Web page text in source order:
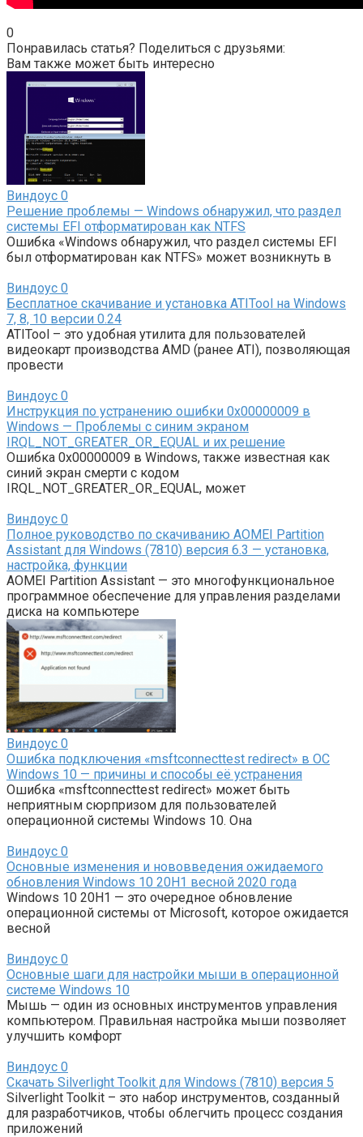
0
Понравилась статья? Поделиться с друзьями:
Вам также может быть интересно
Виндоус 0
Решение проблемы — Windows обнаружил, что раздел
системы EFI отформатирован как NTFS
Ошибка «Windows обнаружил, что раздел системы EFI
был отформатирован как NTFS» может возникнуть в
Виндоус 0
Бесплатное скачивание и установка ATITool на Windows
7, 8, 10 версии 0.24
ATITool – это удобная утилита для пользователей
видеокарт производства AMD (ранее ATI), позволяющая
провести
Виндоус 0
Инструкция по устранению ошибки 0x00000009 в
Windows — Проблемы с синим экраном
IRQL_NOT_GREATER_OR_EQUAL и их решение
Ошибка 0x00000009 в Windows, также известная как
синий экран смерти с кодом
IRQL_NOT_GREATER_OR_EQUAL, может
Виндоус 0
Полное руководство по скачиванию AOMEI Partition
Assistant для Windows (7810) версия 6.3 — установка,
настройка, функции
AOMEI Partition Assistant — это многофункциональное
программное обеспечение для управления разделами
диска на компьютере
Виндоус 0
Ошибка подключения «msftconnecttest redirect» в ОС
Windows 10 — причины и способы её устранения
Ошибка «msftconnecttest redirect» может быть
неприятным сюрпризом для пользователей
операционной системы Windows 10. Она
Виндоус 0
Основные изменения и нововведения ожидаемого
обновления Windows 10 20H1 весной 2020 года
Windows 10 20H1 — это очередное обновление
операционной системы от Microsoft, которое ожидается
весной
Виндоус 0
Основные шаги для настройки мыши в операционной
системе Windows 10
Мышь — один из основных инструментов управления
компьютером. Правильная настройка мыши позволяет
улучшить комфорт
Виндоус 0
Скачать Silverlight Toolkit для Windows (7810) версия 5
Silverlight Toolkit – это набор инструментов, созданный
для разработчиков, чтобы облегчить процесс создания
приложений